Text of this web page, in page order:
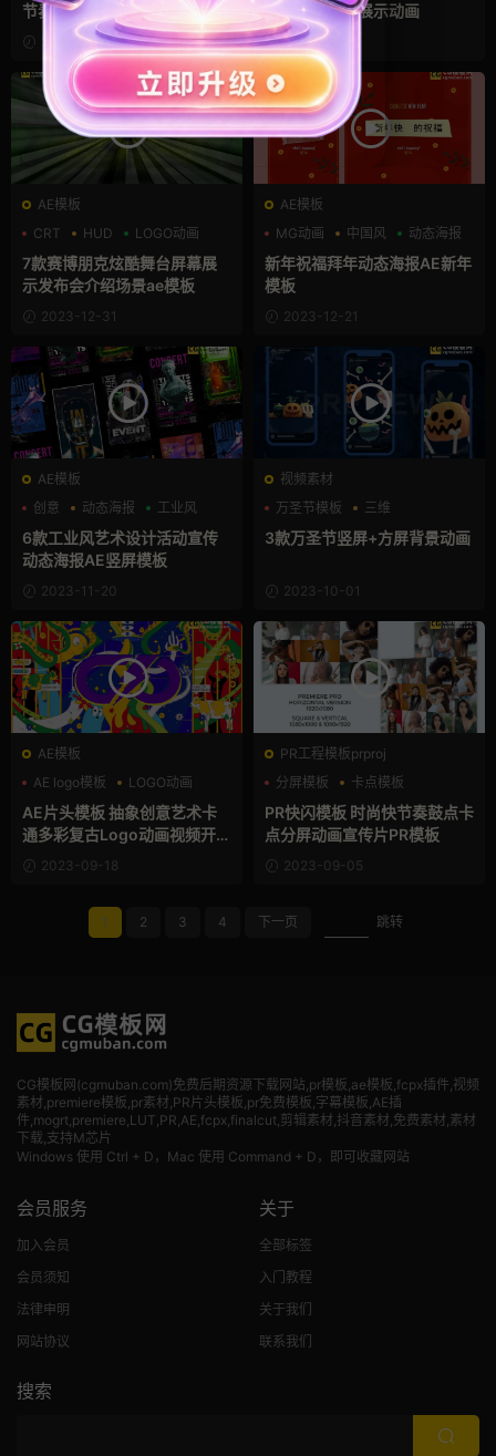
节奏大标题
2024-01-22
栏个人照片墙展示动画
2024-01-13
AE模板
CRT
HUD LOGO动画
7款赛博朋克炫酷舞台屏幕展
示发布会介绍场景ae模板
2023-12-31
AE模板
MG动画
中国风 动态海报
新年祝福拜年动态海报AE新年
模板
2023-12-21
AE模板
创意
动态海报 工业风
6款工业风艺术设计活动宣传
动态海报AE竖屏模板
2023-11-20
视频素材
万圣节模板
三维
卡通模板
3款万圣节竖屏+方屏背景动画
2023-10-01
AE模板
AE logo模板
LOGO动画
卡通模板
AE片头模板 抽象创意艺术卡
通多彩复古Logo动画视频开场
ae模板2023-09-18
PR工程模板prproj
分屏模板
卡点模板
快剪模板
PR快闪模板 时尚快节奏鼓点卡
点分屏动画宣传片PR模板
2023-09-05
1 2 3 4 下一页 跳转
CG模板网(cgmuban.com)免费后期资源下载网站,pr模板,ae模板,fcpx插件,视频
素材,premiere模板,pr素材,PR片头模板,pr免费模板,字幕模板,AE插
件,mogrt,premiere,LUT,PR,AE,fcpx,finalcut,剪辑素材,抖音素材,免费素材,素材
下载,支持M芯片
Windows 使用 Ctrl + D，Mac 使用 Command + D，即可收藏网站
会员服务
加入会员
会员须知
法律申明
网站协议
关于
全部标签
入门教程
关于我们
联系我们
搜索